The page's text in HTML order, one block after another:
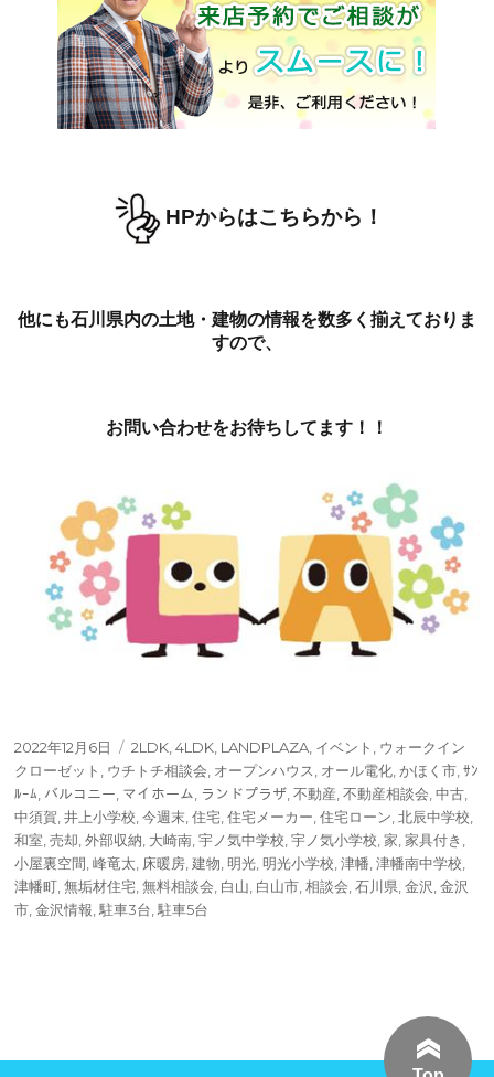
HPからはこちらから！
他にも石川県内の土地・建物の情報を数多く揃えておりま
すので、
お問い合わせをお待ちしてます！！
投
稿
日:
2022年12月6日
タ
グ
2LDK ,4LDK LANDPLAZA イベント
ウォークイン
クローゼット
ウチトチ相談会 オープンハウス オール電化 ,かほく市 ,ｻﾝ
ﾙｰﾑ バルコニー マイホーム ランドプラザ ,不動産 ,不動産相談会 ,中古
中須賀 ,井上小学校 ,今週末 ,住宅 ,住宅メーカー ,住宅ローン ,北辰中学校
和室 ,売却 ,外部収納 大崎南 ,宇ノ気中学校 ,宇ノ気小学校 ,家 ,家具付き
小屋裏空間 ,峰竜太 床暖房 ,建物 ,明光 ,明光小学校 ,津幡 ,津幡南中学校
津幡町 ,無垢材住宅 ,無料相談会 白山 白山市 ,相談会 ,石川県 ,金沢 ,金沢
市 ,金沢情報 ,駐車3台 ,駐車5台